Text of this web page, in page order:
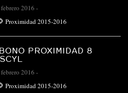
febrero 2016 -
Proximidad 2015-2016
PROXIMIDAD 8
febrero 2016 -
Proximidad 2015-2016